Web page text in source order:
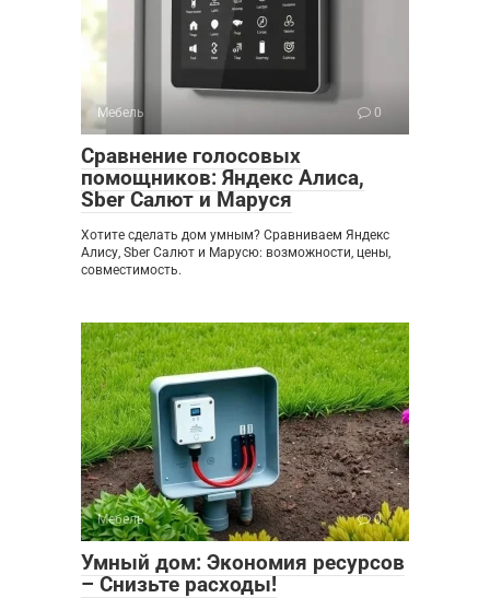
Мебель 0
Сравнение голосовых
помощников: Яндекс Алиса,
Sber Салют и Маруся
Хотите сделать дом умным? Сравниваем Яндекс
Алису, Sber Салют и Марусю: возможности, цены,
совместимость.
Мебель 0
Умный дом: Экономия ресурсов
– Снизьте расходы!